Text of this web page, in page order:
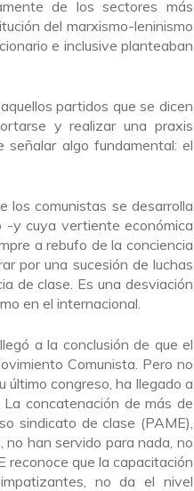
de los sectores más
del marxismo-leninismo
e inclusive planteaban
partidos que se dicen
y realizar una praxis
señalar algo fundamental: el
los comunistas se desarrolla
-y cuya vertiente económica
a rebufo de la conciencia
por una sucesión de luchas
de clase. Es una desviación
en el internacional.
a la conclusión de que el
Comunista. Pero no
último congreso, ha llegado a
concatenación de más de
sindicato de clase (PAME),
no han servido para nada, no
reconoce que la capacitación
no da el nivel